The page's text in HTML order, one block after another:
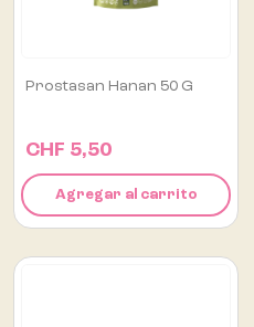
Prostasan Hanan 50 G
CHF 5,50
Agregar al carrito